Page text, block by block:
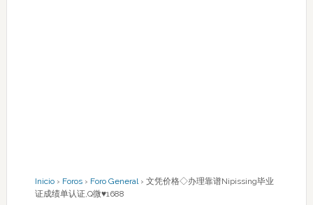
Inicio › Foros › Foro General › 文凭价格◇办理靠谱Nipissing毕业
证成绩单认证,Q微♥1688